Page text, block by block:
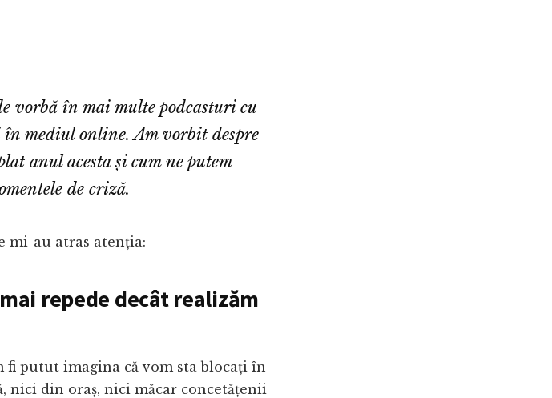
vorbă în mai multe podcasturi cu
mediul online. Am vorbit despre
anul acesta și cum ne putem
de criză.
mi-au atras atenția:
repede decât realizăm
putut imagina că vom sta blocați în
nici din oraș, nici măcar concetățenii